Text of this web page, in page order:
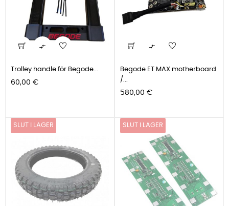

Trolley handle för Begode...
Pris
60,00 €

Begode ET MAX motherboard
/...
Pris
580,00 €
SLUT I LAGER SLUT I LAGER